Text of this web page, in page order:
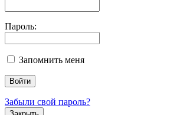
Пароль:
Запомнить меня
Забыли свой пароль?